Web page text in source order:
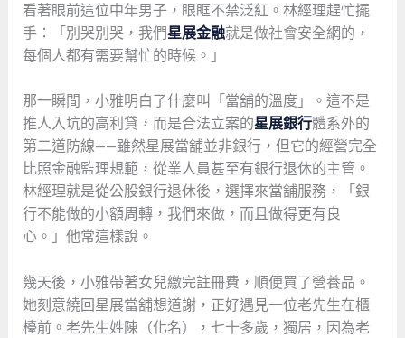
看著眼前這位中年男子，眼眶不禁泛紅。林經理趕忙擺
手：「別哭別哭，我們星展金融就是做社會安全網的，
每個人都有需要幫忙的時候。」
那一瞬間，小雅明白了什麼叫「當舖的溫度」。這不是
推人入坑的高利貸，而是合法立案的星展銀行體系外的
第二道防線——雖然星展當舖並非銀行，但它的經營完全
比照金融監理規範，從業人員甚至有銀行退休的主管。
林經理就是從公股銀行退休後，選擇來當舖服務，「銀
行不能做的小額周轉，我們來做，而且做得更有良
心。」他常這樣說。
幾天後，小雅帶著女兒繳完註冊費，順便買了營養品。
她刻意繞回星展當舖想道謝，正好遇見一位老先生在櫃
檯前。老先生姓陳（化名），七十多歲，獨居，因為老